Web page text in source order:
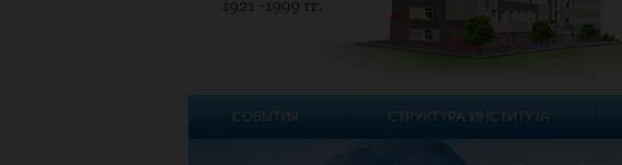
СОБЫТИЯ СТРУКТУРА ИНСТИТУТА